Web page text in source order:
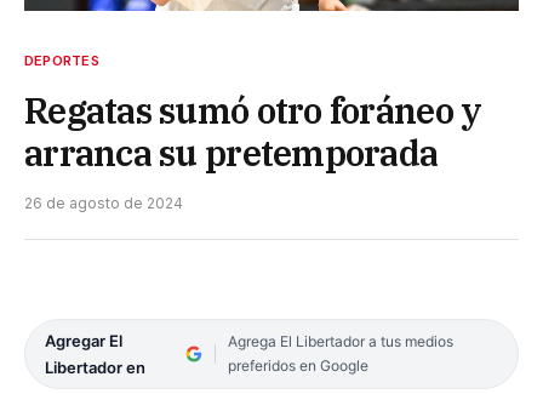
DEPORTES
Regatas sumó otro foráneo y
arranca su pretemporada
26 de agosto de 2024
Agregar El
Libertador en
Agrega El Libertador a tus medios
preferidos en Google